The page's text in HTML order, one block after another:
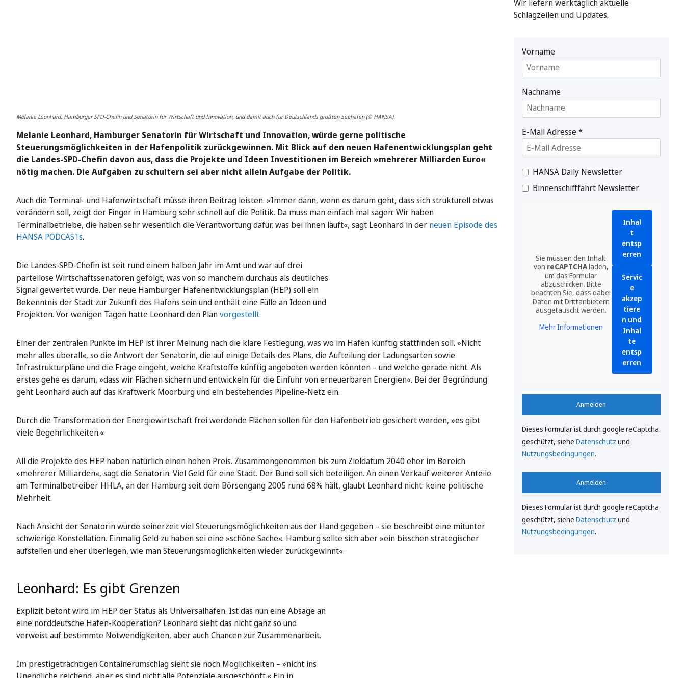
Melanie Leonhard, Hamburger SPD-Chefin und Senatorin für Wirtschaft und Innovation, und damit auch für Deutschlands größten Seehafen (© HANSA)
Melanie Leonhard, Hamburger Senatorin für Wirtschaft und Innovation, würde gerne politische
Steuerungsmöglichkeiten in der Hafenpolitik zurückgewinnen. Mit Blick auf den neuen Hafenentwicklungsplan geht
die Landes-SPD-Chefin davon aus, dass die Projekte und Ideen Investitionen im Bereich »mehrerer Milliarden Euro«
nötig machen. Die Aufgaben zu schultern sei aber nicht allein Aufgabe der Politik.
Auch die Terminal- und Hafenwirtschaft müsse ihren Beitrag leisten. »Immer dann, wenn es darum geht, dass sich strukturell etwas
verändern soll, zeigt der Finger in Hamburg sehr schnell auf die Politik. Da muss man einfach mal sagen: Wir haben
Terminalbetriebe, die haben sehr wesentlich die Verantwortung dafür, was bei ihnen läuft«, sagt Leonhard in der neuen Episode des
HANSA PODCASTs.
Die Landes-SPD-Chefin ist seit rund einem halben Jahr im Amt und war auf drei
parteilose Wirtschaftssenatoren gefolgt, was von so manchem durchaus als deutliches
Signal gewertet wurde. Der neue Hamburger Hafenentwicklungsplan (HEP) soll ein
Bekenntnis der Stadt zur Zukunft des Hafens sein und enthält eine Fülle an Ideen und
Projekten. Vor wenigen Tagen hatte Leonhard den Planvorgestellt.
Einer der zentralen Punkte im HEP ist ihrer Meinung nach die klare Festlegung, was wo im Hafen künftig stattfinden soll. »Nicht
mehr alles überall«, so die Antwort der Senatorin, die auf einige Details des Plans, die Aufteilung der Ladungsarten sowie
Infrastrukturpläne und die Frage eingeht, welche Kraftstoffe künftig angeboten werden könnten – und welche gerade nicht. Als
erstes gehe es darum, »dass wir Flächen sichern und entwickeln für die Einfuhr von erneuerbaren Energien«. Bei der Begründung
geht Leonhard auch auf das Kraftwerk Moorburg und ein bestehendes Pipeline-Netz ein.
Durch die Transformation der Energiewirtschaft frei werdende Flächen sollen für den Hafenbetrieb gesichert werden, »es gibt
viele Begehrlichkeiten.«
All die Projekte des HEP haben natürlich einen hohen Preis. Zusammengenommen bis zum Zieldatum 2040 eher im Bereich
»mehrerer Milliarden«, sagt die Senatorin. Viel Geld für eine Stadt. Der Bund soll sich beteiligen. An einen Verkauf weiterer Anteile
am Terminalbetreiber HHLA, an der Hamburg seit dem Börsengang 2005 rund 68% hält, glaubt Leonhard nicht: keine politische
Mehrheit.
Nach Ansicht der Senatorin wurde seinerzeit viel Steuerungsmöglichkeiten aus der Hand gegeben – sie beschreibt eine mitunter
schwierige Konstellation. Einmalig Geld zu haben sei eine »schöne Sache«. Hamburg sollte sich aber »ein bisschen strategischer
aufstellen und eher überlegen, wie man Steuerungsmöglichkeiten wieder zurückgewinnt«.
Leonhard: Es gibt Grenzen
Explizit betont wird im HEP der Status als Universalhafen. Ist das nun eine Absage an
eine norddeutsche Hafen-Kooperation? Leonhard sieht das nicht ganz so und
verweist auf bestimmte Notwendigkeiten, aber auch Chancen zur Zusammenarbeit.
Im prestigeträchtigen Containerumschlag sieht sie noch Möglichkeiten – »nicht ins
Wir liefern werktäglich aktuelle
Schlagzeilen und Updates.
Vorname
Nachname
E-Mail Adresse*
HANSA Daily Newsletter
Binnenschifffahrt Newsletter
Sie müssen den Inhalt
von reCAPTCHAladen,
um das Formular
abzuschicken. Bitte
beachten Sie, dass dabei
Daten mit Drittanbietern
ausgetauscht werden.
Mehr Informationen
Inhal
t
entsp
erren
Servic
e
akzep
tiere
n und
Inhal
te
entsp
erren
Anmelden
Dieses Formular ist durch google reCaptcha
geschützt, siehe Datenschutz und
Nutzungsbedingungen.
Anmelden
Dieses Formular ist durch google reCaptcha
geschützt, siehe Datenschutz und
Nutzungsbedingungen.